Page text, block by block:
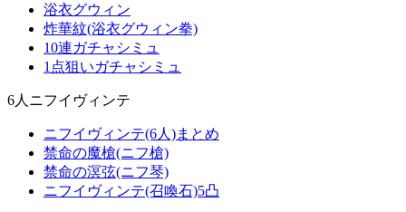
浴衣グウィン
炸華紋(浴衣グウィン拳)
10連ガチャシミュ
1点狙いガチャシミュ
6人ニフイヴィンテ
ニフイヴィンテ(6人)まとめ
禁命の魔槍(ニフ槍)
禁命の溟弦(ニフ琴)
ニフイヴィンテ(召喚石)5凸